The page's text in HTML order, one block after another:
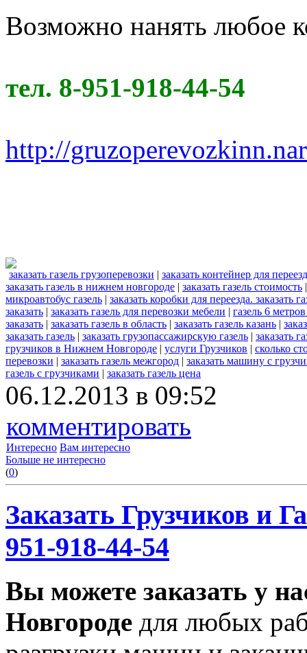
Возможно нанять любое
тел. 8-951-918-44-54
http://
заказать газель грузоперевозки | заказать контейнер для
заказать газель в нижнем новгороде | заказать газель стоимость
микроавтобус газель | заказать коробки для переезда. заказать
заказать | заказать газель для перевозки мебели | газель 6 метров
заказать | заказать газель в область | заказать газель казань |
заказать газель | заказать грузопассажирскую газель | заказать
грузчиков в Нижнем Новгороде | услуги Грузчиков | сколько
перевозки | заказать газель межгород | заказать машину с
газель с грузчиками | заказать газель цена
06.12.2013 в 09:52
комментировать
Интересно Вам интересно
Больше не интересно
(0)
Заказать Грузчиков и
951-918-44-54
Вы можете заказать у
Новгороде для любых